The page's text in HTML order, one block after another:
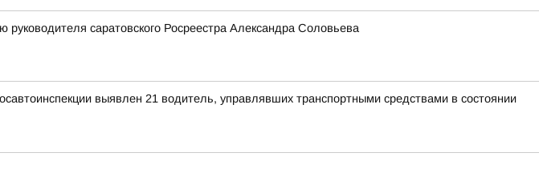
саратовского Росреестра Александра Соловьева
выявлен 21 водитель, управлявших транспортными средствами в состоянии